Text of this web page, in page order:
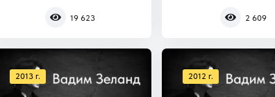
19 623 2 609
2013 г. 2012 г.